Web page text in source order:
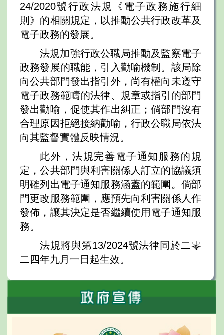
24/2020號行政法規《電子政務施行細
則》的相關規定，以推動公共行政改革及
電子政務的發展。
法規加強行政公職局推動及監察電子
政務發展的職能，引入勸喻機制。該局除
向公共部門發出指引外，尚有權向未遵守
電子政務範疇的法律、規章或指引的部門
發出勸喻，促使其作出糾正；倘部門沒有
合理原因拒絕接納勸喻，行政公職局依法
向其監督實體反映情況。
此外，法規完善電子通知服務的規
定，公共部門與利害關係人訂立的協議須
明確列出電子通知服務涵蓋的範圍。倘部
門更改服務範圍，應預先向利害關係人作
發佈，讓其決定是否繼續使用電子通知服
務。
法規將與第13/2024號法律同於二零
二四年九月一日起生效。